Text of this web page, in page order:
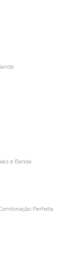
e Banda
Perfeita